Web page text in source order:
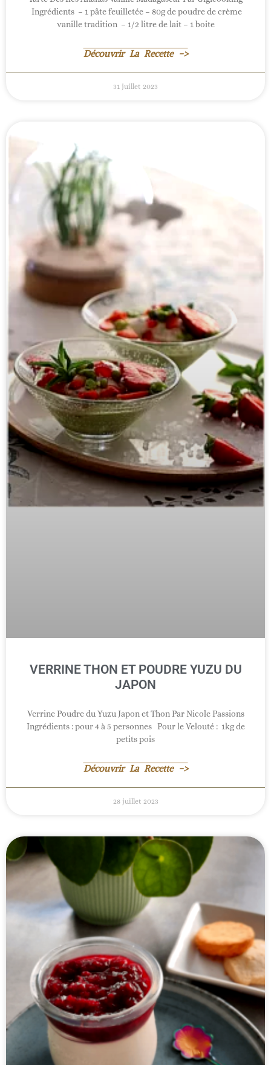
Ingrédients – 1 pâte feuilletée – 80g de poudre de crème
vanille tradition – 1/2 litre de lait – 1 boite
Découvrir La Recette ->
31 juillet 2023
VERRINE THON ET POUDRE YUZU DU
JAPON
Verrine Poudre du Yuzu Japon et Thon Par Nicole Passions
Ingrédients : pour 4 à 5 personnes Pour le Velouté : 1kg de
petits pois
Découvrir La Recette ->
28 juillet 2023